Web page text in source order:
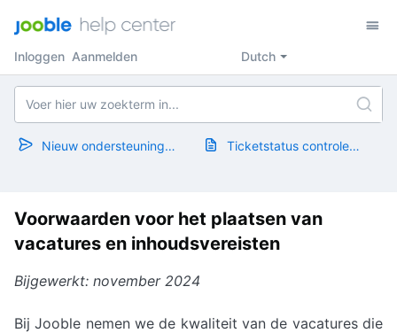
Dutch
Inloggen Aanmelden
Nieuw ondersteuningsticket Ticketstatus controleren
Voorwaarden voor het plaatsen van
vacatures en inhoudsvereisten
Bijgewerkt: november 2024
Bij Jooble nemen we de kwaliteit van de vacatures die